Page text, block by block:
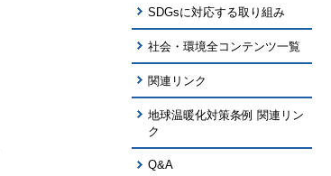
SDGsに対応する取り組み
社会・環境全コンテンツ一覧
関連リンク
地球温暖化対策条例 関連リン
ク
Q&A